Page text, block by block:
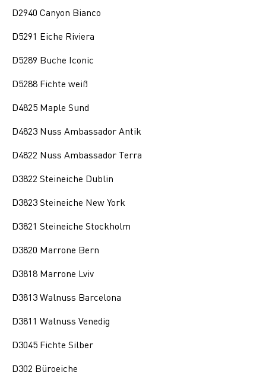
D2940 Canyon Bianco
D5291 Eiche Riviera
D5289 Buche Iconic
D5288 Fichte weiß
D4825 Maple Sund
D4823 Nuss Ambassador Antik
D4822 Nuss Ambassador Terra
D3822 Steineiche Dublin
D3823 Steineiche New York
D3821 Steineiche Stockholm
D3820 Marrone Bern
D3818 Marrone Lviv
D3813 Walnuss Barcelona
D3811 Walnuss Venedig
D3045 Fichte Silber
D302 Büroeiche